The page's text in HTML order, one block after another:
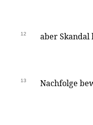
12 aber Skandal
13 Nachfolge